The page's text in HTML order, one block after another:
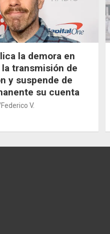
la demora en
la transmisión de
y suspende de
su cuenta
Federico V.